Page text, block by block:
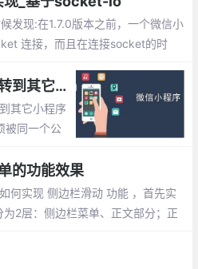
发现:在1.7.0版本之前，一个微信小
连接，而且在连接socket的时
微信小程序如何实现跳转到其它小程序的功能
其它小程序
被同一个公
骤。
的功能效果
何实现 侧边栏滑动 功能 ，首先实
2层：侧边栏菜单、正文部分；正